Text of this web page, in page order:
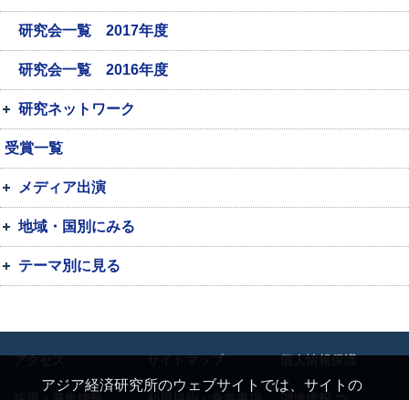
研究会一覧 2017年度
研究会一覧 2016年度
研究ネットワーク
受賞一覧
メディア出演
地域・国別にみる
テーマ別に見る
アジア経済研究所のウェブサイトでは、サイトの
アクセス サイトマップ 個人情報保護